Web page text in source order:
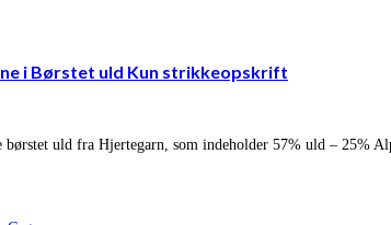
i Børstet uld Kun strikkeopskrift
uld fra Hjertegarn, som indeholder 57% uld –